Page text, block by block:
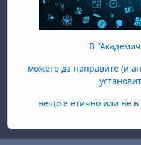
В
можете да направите (и
нещо е етично или не в